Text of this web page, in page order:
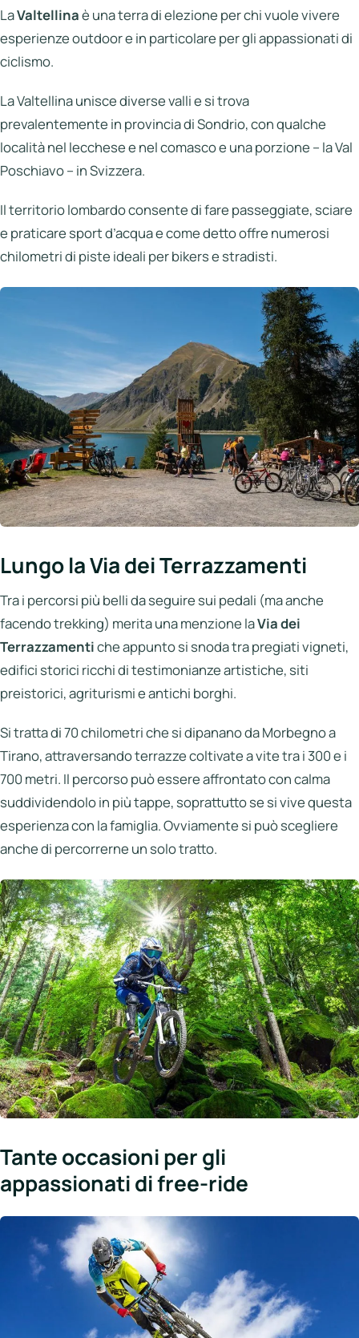
Italia
Northen
Italy
Italy
Souther
Italy
Unisciti
a
LBH
LaValtellinaè una terra di elezione per chi vuole vivere
esperienze outdoor e in particolare per gli appassionati di
ciclismo.
La Valtellina unisce diverse valli e si trova
prevalentemente in provincia di Sondrio, con qualche
località nel lecchese e nel comasco e una porzione – la Val
Poschiavo – in Svizzera.
Il territorio lombardo consente di fare passeggiate, sciare
e praticare sport d’acqua e come detto offre numerosi
chilometri di piste ideali per bikers e stradisti.
Lungo la Via dei Terrazzamenti
Tra i percorsi più belli da seguire sui pedali (ma anche
facendo trekking) merita una menzione laVia dei
Terrazzamentiche appunto si snoda tra pregiati vigneti,
edifici storici ricchi di testimonianze artistiche, siti
preistorici, agriturismi e antichi borghi.
Si tratta di 70 chilometri che si dipanano da Morbegno a
Tirano, attraversando terrazze coltivate a vite tra i 300 e i
700 metri. Il percorso può essere affrontato con calma
suddividendolo in più tappe, soprattutto se si vive questa
esperienza con la famiglia. Ovviamente si può scegliere
anche di percorrerne un solo tratto.
Tante occasioni per gli
appassionati di free-ride